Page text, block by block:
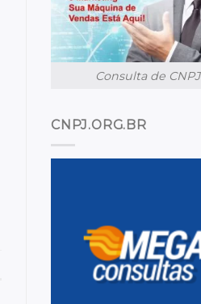
Consulta de CNPJ
CNPJ.ORG.BR